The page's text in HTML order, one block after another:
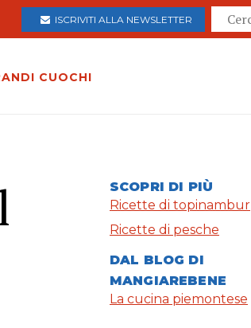
ISCRIVITI ALLA NEWSLETTER
CUOCHI
SCOPRI DI PIÙ
Ricette di topinambur
Ricette di pesche
DAL BLOG DI
MANGIAREBENE
La cucina piemontese